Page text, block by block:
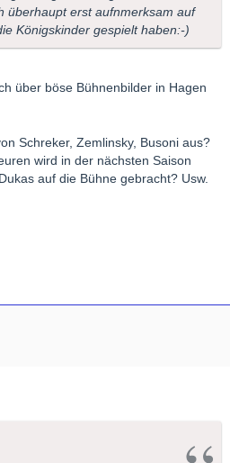
überhaupt erst aufnmerksam auf
Königskinder gespielt haben:-)
über böse Bühnenbilder in Hagen
Schreker, Zemlinsky, Busoni aus?
wird in der nächsten Saison
auf die Bühne gebracht? Usw.